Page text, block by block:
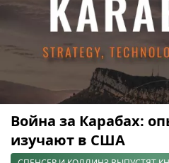
Война за Карабах:
изучают в США